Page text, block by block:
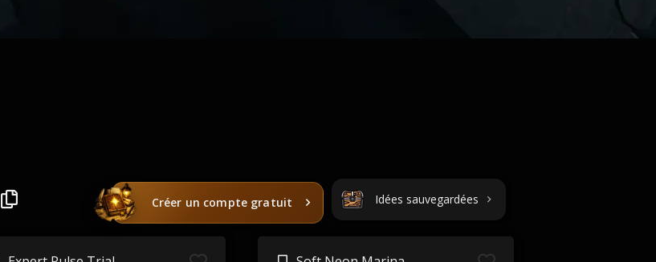
Créer un compte gratuit Idées sauvegardées